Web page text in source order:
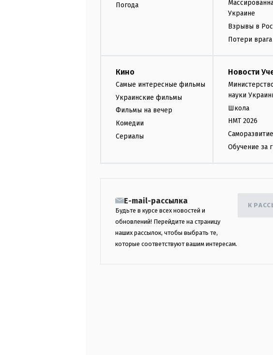
Погода
Украине
Взрывы в
Потери врага
Кино
Самые интересные фильмы
Украинские фильмы
Фильмы на вечер
Комедии
Сериалы
Новости
науки
Школа
НМТ 2026
Саморазвитие
Обучение за
E-mail-рассылка
Будьте в курсе всех новостей и
обновлений! Перейдите на страницу
наших рассылок, чтобы выбрать те,
которые соответствуют вашим интересам.
К